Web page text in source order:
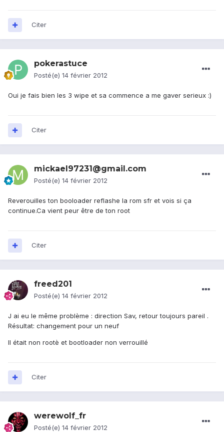
Citer
pokerastuce
Posté(e) 14 février 2012
Oui je fais bien les 3 wipe et sa commence a me gaver serieux :)
Citer
mickael97231@gmail.com
Posté(e) 14 février 2012
Reverouilles ton booloader reflashe la rom sfr et vois si ça
continue.Ca vient peur être de ton root
Citer
freed201
Posté(e) 14 février 2012
J ai eu le même problème : direction Sav, retour toujours pareil .
Résultat: changement pour un neuf
Il était non rootè et bootloader non verrouillé
Citer
werewolf_fr
Posté(e) 14 février 2012